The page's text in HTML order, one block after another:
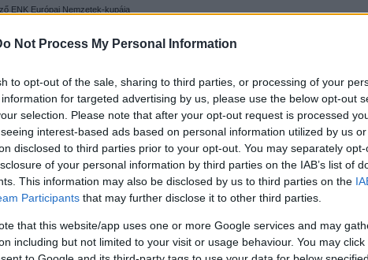
Not Process My Personal Information
to opt-out of the sale, sharing to third parties, or processing of your
for targeted advertising by us, please use the below opt-out
selection. Please note that after your opt-out request is processed
interest-based ads based on personal information utilized by us
disclosed to third parties prior to your opt-out. You may separately
of your personal information by third parties on the IAB’s list of
This information may also be disclosed by us to third parties on the
Participants that may further disclose it to other third parties.
that this website/app uses one or more Google services and may
including but not limited to your visit or usage behaviour. You may
Keress
ENK Európai Nemzetek-kupája